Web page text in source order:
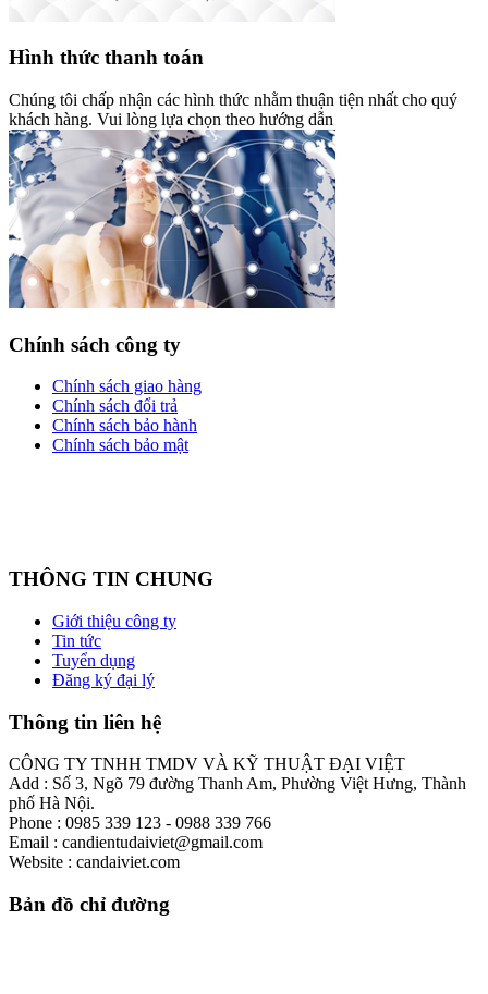
Hình thức thanh toán
Chúng tôi chấp nhận các hình thức nhằm thuận tiện nhất cho quý
khách hàng. Vui lòng lựa chọn theo hướng dẫn
Chính sách công ty
Chính sách giao hàng
Chính sách đổi trả
Chính sách bảo hành
Chính sách bảo mật
THÔNG TIN CHUNG
Giới thiệu công ty
Tin tức
Tuyển dụng
Đăng ký đại lý
Thông tin liên hệ
CÔNG TY TNHH TMDV VÀ KỸ THUẬT ĐẠI VIỆT
Add : Số 3, Ngõ 79 đường Thanh Am, Phường Việt Hưng, Thành
phố Hà Nội.
Phone : 0985 339 123 - 0988 339 766
Email : candientudaiviet@gmail.com
Website : candaiviet.com
Bản đồ chỉ đường